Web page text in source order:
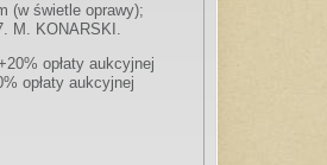
(w świetle oprawy);
M. KONARSKI.
opłaty aukcyjnej
opłaty aukcyjnej